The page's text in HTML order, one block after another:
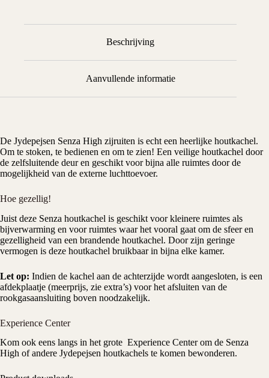
Beschrijving
Aanvullende informatie
De Jydepejsen Senza High zijruiten is echt een heerlijke houtkachel.
Om te stoken, te bedienen en om te zien! Een veilige houtkachel door
de zelfsluitende deur en geschikt voor bijna alle ruimtes door de
mogelijkheid van de externe luchttoevoer.
Hoe gezellig!
Juist deze Senza houtkachel is geschikt voor kleinere ruimtes als
bijverwarming en voor ruimtes waar het vooral gaat om de sfeer en
gezelligheid van een brandende houtkachel. Door zijn geringe
vermogen is deze houtkachel bruikbaar in bijna elke kamer.
Let op: Indien de kachel aan de achterzijde wordt aangesloten, is een
afdekplaatje (meerprijs, zie extra’s) voor het afsluiten van de
rookgasaansluiting boven noodzakelijk.
Experience Center
Kom ook eens langs in het grote Experience Centerom de Senza
High of andere Jydepejsen houtkachels te komen bewonderen.